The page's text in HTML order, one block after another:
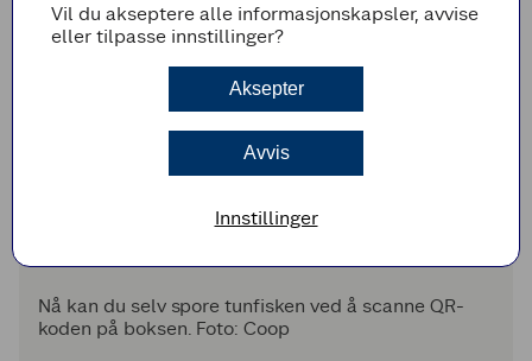
Nå kan du selv spore tunfisken ved å scanne QR-
koden på boksen. Foto: Coop
Vil du akseptere alle informasjonskapsler, avvise
eller tilpasse innstillinger?
Aksepter
Avvis
Innstillinger